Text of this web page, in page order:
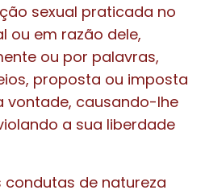
sexual praticada no
ou em razão dele,
ou por palavras,
proposta ou imposta
vontade, causando-lhe
a sua liberdade
condutas de natureza